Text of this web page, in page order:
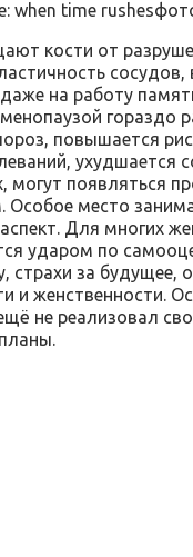
кости от
сосудов,
на работу
гораздо
повышается
ухудшается
могут появляться
Особое место
Для многих
ударом по
страхи за будущее,
и женственности.
не реализовал